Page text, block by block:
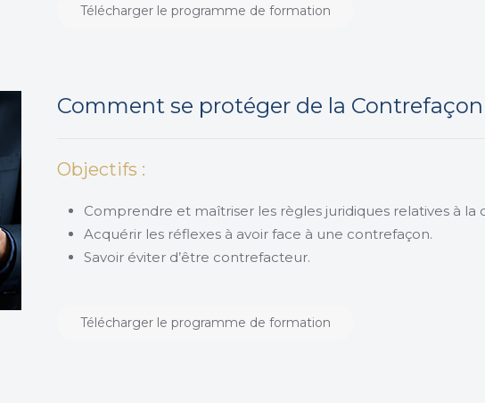
Télécharger le programme de formation
Comment se protéger de la Contrefaçon
Objectifs :
Comprendre et maîtriser les règles juridiques relatives à la
Acquérir les réflexes à avoir face à une contrefaçon.
Savoir éviter d’être contrefacteur.
Télécharger le programme de formation